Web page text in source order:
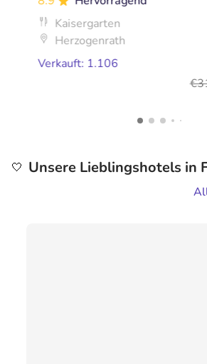
Kaisergarten
Herzogenrath
Verkauft: 1.106
🤍 Unsere Lieblingshotels in